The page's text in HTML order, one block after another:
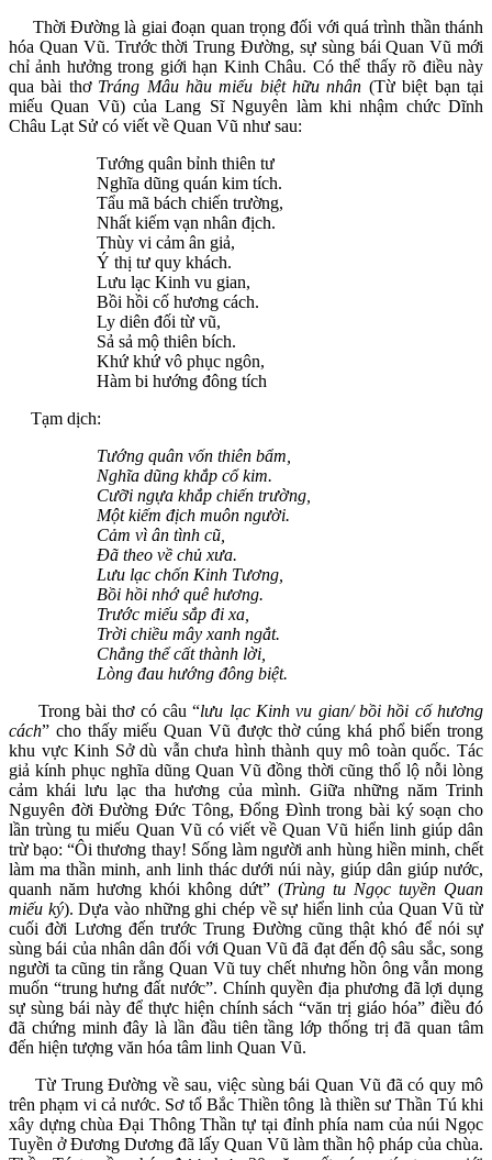
Thời Đường là giai đoạn quan trọng đối với quá trình thần thánh
hóa Quan Vũ. Trước thời Trung Đường, sự sùng bái Quan Vũ mới
chỉ ảnh hưởng trong giới hạn Kinh Châu. Có thể thấy rõ điều này
qua bài thơ Tráng Mâu hầu miếu biệt hữu nhân (Từ biệt bạn tại
miếu Quan Vũ) của Lang Sĩ Nguyên làm khi nhậm chức Dĩnh
Châu Lạt Sử có viết về Quan Vũ như sau:
Tướng quân bỉnh thiên tư
Nghĩa dũng quán kim tích.
Tẩu mã bách chiến trường,
Nhất kiếm vạn nhân địch.
Thùy vi cảm ân giả,
Ý thị tư quy khách.
Lưu lạc Kinh vu gian,
Bồi hồi cố hương cách.
Ly diên đối từ vũ,
Sả sả mộ thiên bích.
Khứ khứ vô phục ngôn,
Hàm bi hướng đông tích
Tạm dịch:
Tướng quân vốn thiên bẩm,
Nghĩa dũng khắp cổ kim.
Cưỡi ngựa khắp chiến trường,
Một kiếm địch muôn người.
Cảm vì ân tình cũ,
Đã theo về chủ xưa.
Lưu lạc chốn Kinh Tương,
Bồi hồi nhớ quê hương.
Trước miếu sắp đi xa,
Trời chiều mây xanh ngắt.
Chẳng thể cất thành lời,
Lòng đau hướng đông biệt.
Trong bài thơ có câu “lưu lạc Kinh vu gian/ bồi hồi cố hương
cách” cho thấy miếu Quan Vũ được thờ cúng khá phổ biến trong
khu vực Kinh Sở dù vẫn chưa hình thành quy mô toàn quốc. Tác
giả kính phục nghĩa dũng Quan Vũ đồng thời cũng thổ lộ nỗi lòng
cảm khái lưu lạc tha hương của mình. Giữa những năm Trinh
Nguyên đời Đường Đức Tông, Đổng Đình trong bài ký soạn cho
lần trùng tu miếu Quan Vũ có viết về Quan Vũ hiển linh giúp dân
trừ bạo: “Ôi thương thay! Sống làm người anh hùng hiền minh, chết
làm ma thần minh, anh linh thác dưới núi này, giúp dân giúp nước,
quanh năm hương khói không dứt” (Trùng tu Ngọc tuyền Quan
miếu ký). Dựa vào những ghi chép về sự hiển linh của Quan Vũ từ
cuối đời Lương đến trước Trung Đường cũng thật khó để nói sự
sùng bái của nhân dân đối với Quan Vũ đã đạt đến độ sâu sắc, song
người ta cũng tin rằng Quan Vũ tuy chết nhưng hồn ông vẫn mong
muốn “trung hưng đất nước”. Chính quyền địa phương đã lợi dụng
sự sùng bái này để thực hiện chính sách “văn trị giáo hóa” điều đó
đã chứng minh đây là lần đầu tiên tầng lớp thống trị đã quan tâm
đến hiện tượng văn hóa tâm linh Quan Vũ.
Từ Trung Đường về sau, việc sùng bái Quan Vũ đã có quy mô
trên phạm vi cả nước. Sơ tổ Bắc Thiền tông là thiền sư Thần Tú khi
xây dựng chùa Đại Thông Thần tự tại đỉnh phía nam của núi Ngọc
Tuyền ở Đương Dương đã lấy Quan Vũ làm thần hộ pháp của chùa.